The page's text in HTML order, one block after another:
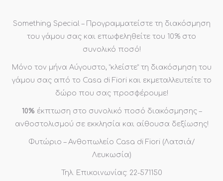
Something Special – Προγραμματείστε τη διακόσμηση
του γάμου σας και επωφεληθείτε του 10% στο
συνολικό ποσό!
Μόνο τον μήνα Αύγουστο, “κλείστε” τη διακόσμηση του
γάμου σας από το Casa di Fiori και εκμεταλλευτείτε το
δώρο που σας προσφέρουμε!
10% έκπτωση στο συνολικό ποσό διακόσμησης –
ανθοστολισμού σε εκκλησία και αίθουσα δεξίωσης!
Φυτώριο – Ανθοπωλείο Casa di Fiori (Λατσιά/
Λευκωσία)
Τηλ. Επικοινωνίας: 22-571150